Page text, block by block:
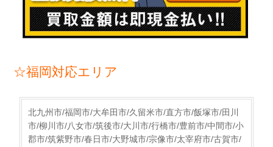
☆福岡対応エリア
北九州市/福岡市/大牟田市/久留米市/直方市/飯塚市/田川
市/柳川市/八女市/筑後市/大川市/行橋市/豊前市/中間市/小
郡市/筑紫野市/春日市/大野城市/宗像市/太宰府市/古賀市/